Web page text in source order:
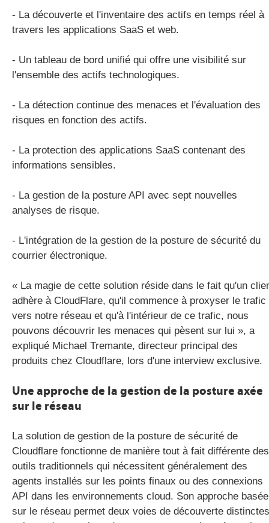
- La découverte et l'inventaire des actifs en temps réel à
travers les applications SaaS et web.
- Un tableau de bord unifié qui offre une visibilité sur
l'ensemble des actifs technologiques.
- La détection continue des menaces et l'évaluation des
risques en fonction des actifs.
- La protection des applications SaaS contenant des
informations sensibles.
- La gestion de la posture API avec sept nouvelles
analyses de risque.
- L'intégration de la gestion de la posture de sécurité du
courrier électronique.
« La magie de cette solution réside dans le fait qu'un
adhère à CloudFlare, qu'il commence à proxyser le trafic
vers notre réseau et qu'à l'intérieur de ce trafic, nous
pouvons découvrir les menaces qui pèsent sur lui », a
expliqué Michael Tremante, directeur principal des
produits chez Cloudflare, lors d'une interview exclusive.
Une approche de la gestion de la posture axée
sur le réseau
La solution de gestion de la posture de sécurité de
Cloudflare fonctionne de manière tout à fait différente des
outils traditionnels qui nécessitent généralement des
agents installés sur les points finaux ou des connexions
API dans les environnements cloud. Son approche basée
sur le réseau permet deux voies de découverte